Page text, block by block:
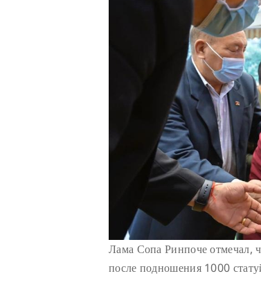
Лама Сопа Ринпоче отмечал,
после подношения 1000